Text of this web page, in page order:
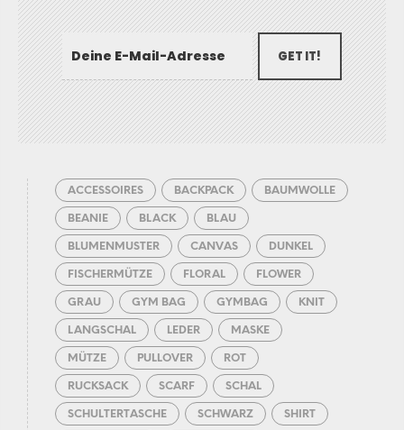
GET IT!
ACCESSOIRES BACKPACK BAUMWOLLE
BEANIE BLACK BLAU
BLUMENMUSTER CANVAS DUNKEL
FISCHERMÜTZE FLORAL FLOWER
GRAU GYM BAG GYMBAG KNIT
LANGSCHAL LEDER MASKE
MÜTZE PULLOVER ROT
RUCKSACK SCARF SCHAL
SCHULTERTASCHE SCHWARZ SHIRT